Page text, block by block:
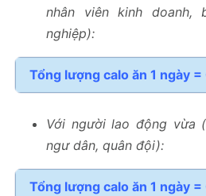
nhân viên kinh doanh,
nghiệp):
Tổng lượng calo ăn 1 ngày
Với người lao động vừa
ngư dân, quân đội):
Tổng lượng calo ăn 1 ngày